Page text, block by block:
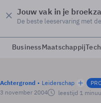
Jouw vak in je
De beste leeservaring met
BusinessMaatschappij
Achtergrond Leiderschap
3 november 2004
leestijd 1